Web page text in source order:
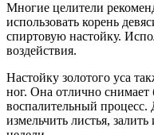
Многие целители
использовать корень
спиртовую настойку.
воздействия.
Настойку золотого уса
ног. Она отлично снимает
воспалительный процесс.
измельчить листья,